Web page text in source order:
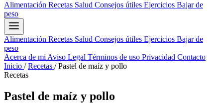
Alimentación Recetas Salud Consejos útiles Ejercicios Bajar de
peso
Alimentación Recetas Salud Consejos útiles Ejercicios Bajar de
peso
Acerca de mi Aviso Legal Términos de uso Privacidad Contacto
Inicio / Recetas / Pastel de maíz y pollo
Recetas
Pastel de maíz y pollo